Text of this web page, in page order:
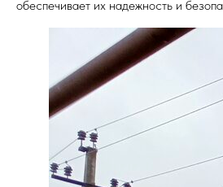
обеспечивает их надежность и